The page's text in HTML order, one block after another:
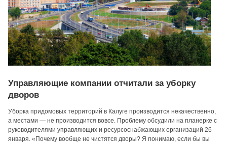
Управляющие компании отчитали за уборку
дворов
Уборка придомовых территорий в Калуге производится некачественно,
а местами — не производится вовсе. Проблему обсудили на планерке с
руководителями управляющих и ресурсоснабжающих организаций 26
января. «Почему вообще не чистятся дворы? Я понимаю, если бы вы